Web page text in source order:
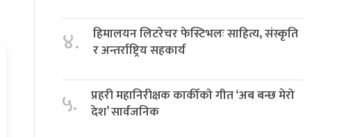
४.
हिमालयन लिटरेचर फेस्टिभलः साहित्य, संस्कृति
र अन्तर्राष्ट्रिय सहकार्य
५.
प्रहरी महानिरीक्षक कार्कीको गीत ‘अब बन्छ मेरो
देश’ सार्वजनिक